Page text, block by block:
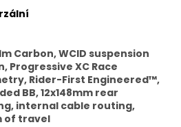
Carbon, WCID suspension
Progressive XC Race
Rider-First Engineered™,
BB, 12x148mm rear
internal cable routing,
of travel